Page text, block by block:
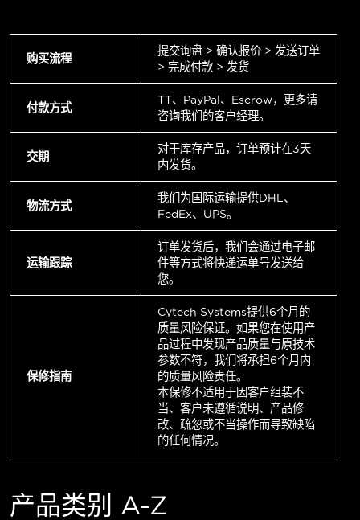
购买流程
提交询盘 > 确认报价 > 发送订单
> 完成付款 > 发货
付款方式
TT、PayPal、Escrow，更多请
咨询我们的客户经理。
交期
对于库存产品，订单预计在3天
内发货。
物流方式
我们为国际运输提供DHL、
FedEx、UPS。
运输跟踪
订单发货后，我们会通过电子邮
件等方式将快递运单号发送给
您。
保修指南
Cytech Systems提供6个月的
质量风险保证。如果您在使用产
品过程中发现产品质量与原技术
参数不符，我们将承担6个月内
的质量风险责任。
本保修不适用于因客户组装不
当、客户未遵循说明、产品修
改、疏忽或不当操作而导致缺陷
的任何情况。
产品类别 A-Z